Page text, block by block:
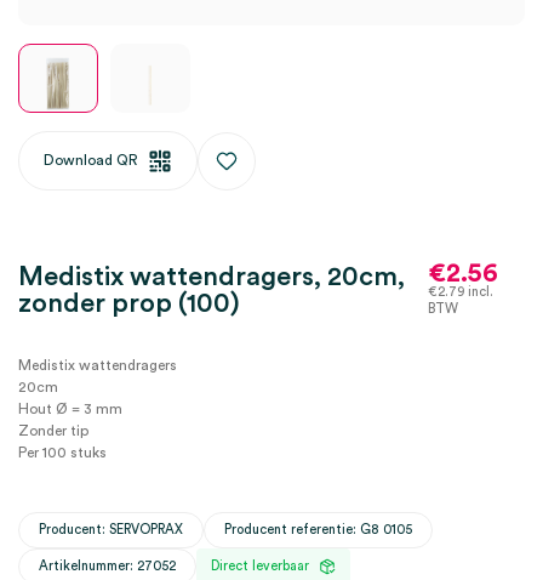
Download QR
Medistix wattendragers, 20cm,
zonder prop (100)
€2.56
€2.79incl.
BTW
Medistix wattendragers
20cm
Hout Ø = 3 mm
Zonder tip
Per 100 stuks
Producent: SERVOPRAX Producent referentie: G8 0105
Artikelnummer: 27052 Direct leverbaar